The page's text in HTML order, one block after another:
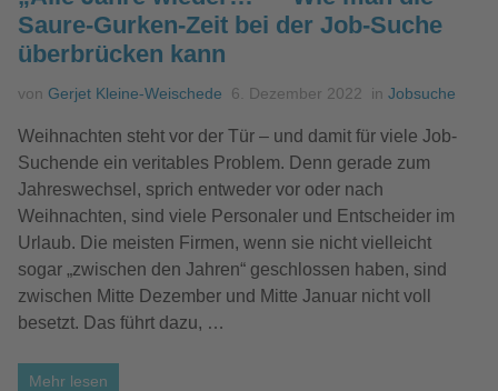
Saure-Gurken-Zeit bei der Job-Suche
überbrücken kann
von Gerjet Kleine-Weischede 6. Dezember 2022 in Jobsuche
Weihnachten steht vor der Tür – und damit für viele Job-
Suchende ein veritables Problem. Denn gerade zum
Jahreswechsel, sprich entweder vor oder nach
Weihnachten, sind viele Personaler und Entscheider im
Urlaub. Die meisten Firmen, wenn sie nicht vielleicht
sogar „zwischen den Jahren“ geschlossen haben, sind
zwischen Mitte Dezember und Mitte Januar nicht voll
besetzt. Das führt dazu, …
Mehr lesen